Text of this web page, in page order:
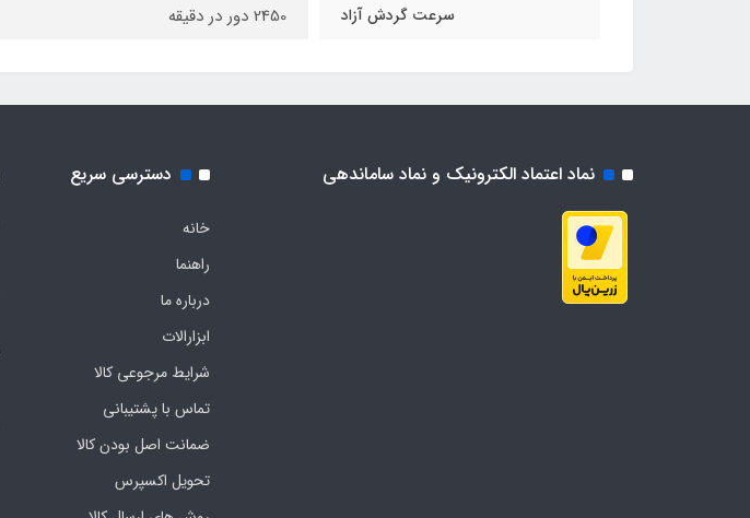
سرعت گردش آزاد 2450 دور در دقیقه
نماد اعتماد الکترونیک و نماد ساماندهی دسترسی سریع
خانه
راهنما
درباره ما
ابزارالات
شرایط مرجوعی کالا
تماس با پشتیبانی
ضمانت اصل بودن کالا
تحویل اکسپرس